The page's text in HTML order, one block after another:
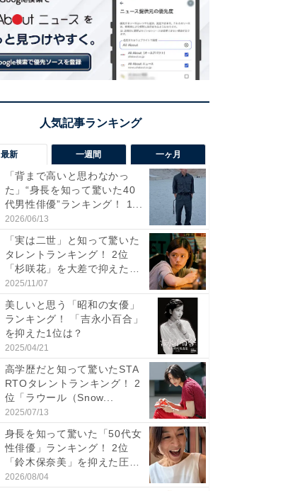
最新 一週間 一ヶ月
「背まで高いと思わなかっ
た」“身長を知って驚いた40
代男性俳優”ランキング！ 1...
2026/06/13
「実は二世」と知って驚いた
タレントランキング！ 2位
「杉咲花」を大差で抑えた1
位...
2025/11/07
美しいと思う「昭和の女優」
ランキング！ 「吉永小百合」
を抑えた1位は？
2025/04/21
高学歴だと知って驚いたSTA
RTOタレントランキング！ 2
位「ラウール（Snow...
2025/07/13
身長を知って驚いた「50代女
性俳優」ランキング！ 2位
「鈴木保奈美」を抑えた圧
倒...
2026/08/04